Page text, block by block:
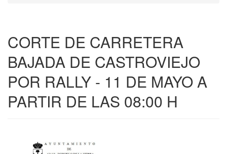
CORTE DE CARRETERA
BAJADA DE CASTROVIEJO
POR RALLY - 11 DE MAYO A
PARTIR DE LAS 08:00 H